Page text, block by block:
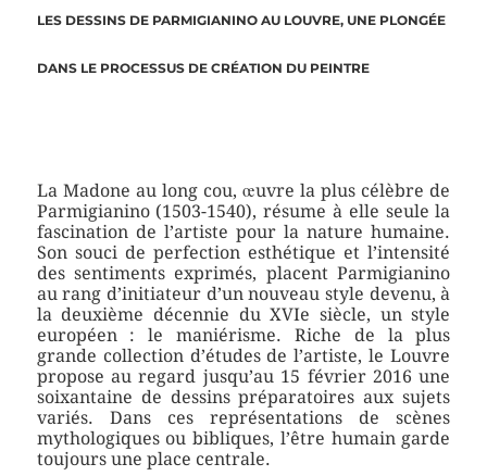
LES DESSINS DE PARMIGIANINO AU LOUVRE, UNE PLONGÉE
DANS LE PROCESSUS DE CRÉATION DU PEINTRE
La Madone au long cou, œuvre la plus célèbre de
Parmigianino (1503-1540), résume à elle seule la
fascination de l’artiste pour la nature humaine.
Son souci de perfection esthétique et l’intensité
des sentiments exprimés, placent Parmigianino
au rang d’initiateur d’un nouveau style devenu, à
la deuxième décennie du XVIe siècle, un style
européen : le maniérisme. Riche de la plus
grande collection d’études de l’artiste, le Louvre
propose au regard jusqu’au 15 février 2016 une
soixantaine de dessins préparatoires aux sujets
variés. Dans ces représentations de scènes
mythologiques ou bibliques, l’être humain garde
toujours une place centrale.